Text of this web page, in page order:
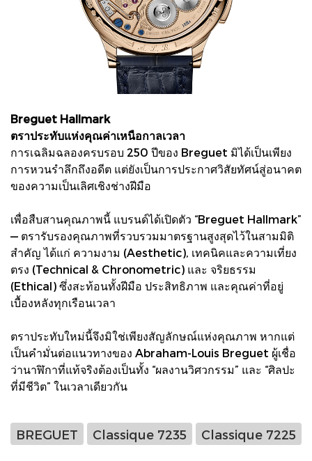
Breguet Hallmark
ตราประทับแห่งคุณค่าเหนือกาลเวลา
การเฉลิมฉลองครบรอบ 250 ปีของ Breguet มิได้เป็นเพียง
การหวนรำลึกถึงอดีต แต่ยังเป็นการประกาศวิสัยทัศน์สู่อนาคต
ของความเป็นเลิศเชิงช่างฝีมือ
เพื่อสืบสานคุณภาพนี้ แบรนด์ได้เปิดตัว “Breguet Hallmark”
— ตรารับรองคุณภาพที่รวบรวมมาตรฐานสูงสุดไว้ในสามมิติ
สำคัญ ได้แก่ ความงาม (Aesthetic), เทคนิคและความเที่ยง
ตรง (Technical & Chronometric) และ จริยธรรม
(Ethical) ซึ่งสะท้อนทั้งฝีมือ ประสิทธิภาพ และคุณค่าที่อยู่
เบื้องหลังทุกเรือนเวลา
ตราประทับใหม่นี้จึงมิใช่เพียงสัญลักษณ์แห่งคุณภาพ หากแต่
เป็นคำมั่นต่อแนวทางของ Abraham-Louis Breguet ผู้เชื่อ
ว่านาฬิกาที่แท้จริงต้องเป็นทั้ง “ผลงานวิศวกรรม” และ “ศิลปะ
ที่มีชีวิต” ในเวลาเดียวกัน
BREGUET Classique 7235 Classique 7225